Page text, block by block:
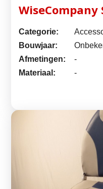
WiseCompany
Categorie:
Bouwjaar:
Afmetingen:
-
Materiaal:
-